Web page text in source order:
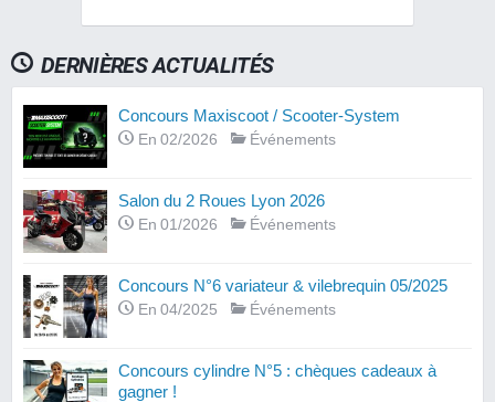
DERNIÈRES ACTUALITÉS
Concours Maxiscoot / Scooter-System
En 02/2026 Événements
Salon du 2 Roues Lyon 2026
En 01/2026 Événements
Concours N°6 variateur & vilebrequin 05/2025
En 04/2025 Événements
Concours cylindre N°5 : chèques cadeaux à
gagner !